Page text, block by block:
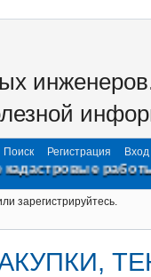
Поиск Регистрация Вход
работы на
зарегистрируйтесь.